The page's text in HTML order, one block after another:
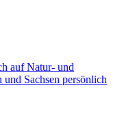
auf Natur- und
Sachsen persönlich